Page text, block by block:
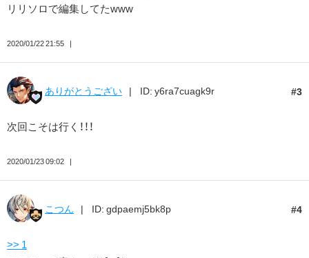
リリソロで編集してたwww
2020/01/22 21:55
3
ありがとうござい ID: y6ra7cuagk9r
次回こそは行く！！！
2020/01/23 09:02
4
こつん ID: gdpaemj5bk8p
>> 1